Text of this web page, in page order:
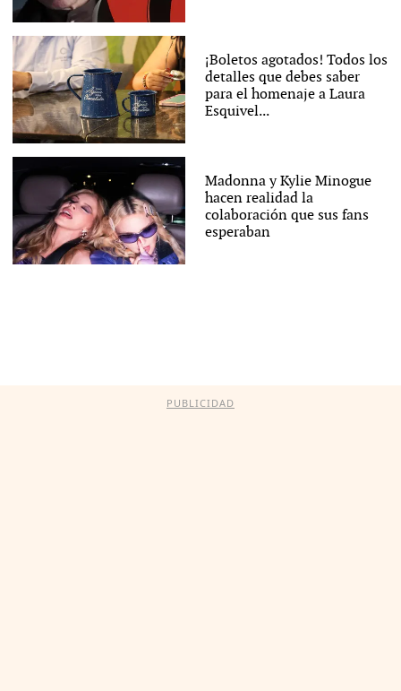
¡Boletos agotados! Todos los
detalles que debes saber
para el homenaje a Laura
Esquivel...
Madonna y Kylie Minogue
hacen realidad la
colaboración que sus fans
esperaban
PUBLICIDAD